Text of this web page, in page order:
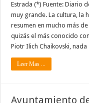
Estrada (*) Fuente: Diario
muy grande. La cultura, la
resumen en mucho más
quizás el más conocido
Piotr Ilich Chaikovski, nada
Leer Mas ...
Ayuntamiento